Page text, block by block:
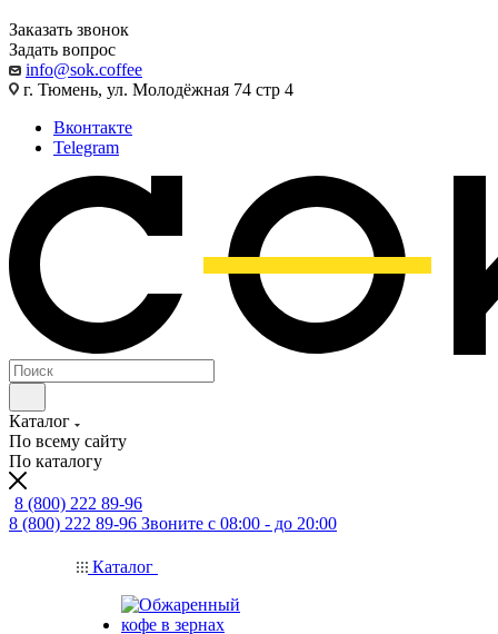
Заказать звонок
Задать вопрос
info@sok.coffee
г. Тюмень, ул. Молодёжная 74 стр 4
Вконтакте
Telegram
Каталог
По всему сайту
По каталогу
8 (800) 222 89-96
8 (800) 222 89-96 Звоните с 08:00 - до 20:00
Каталог